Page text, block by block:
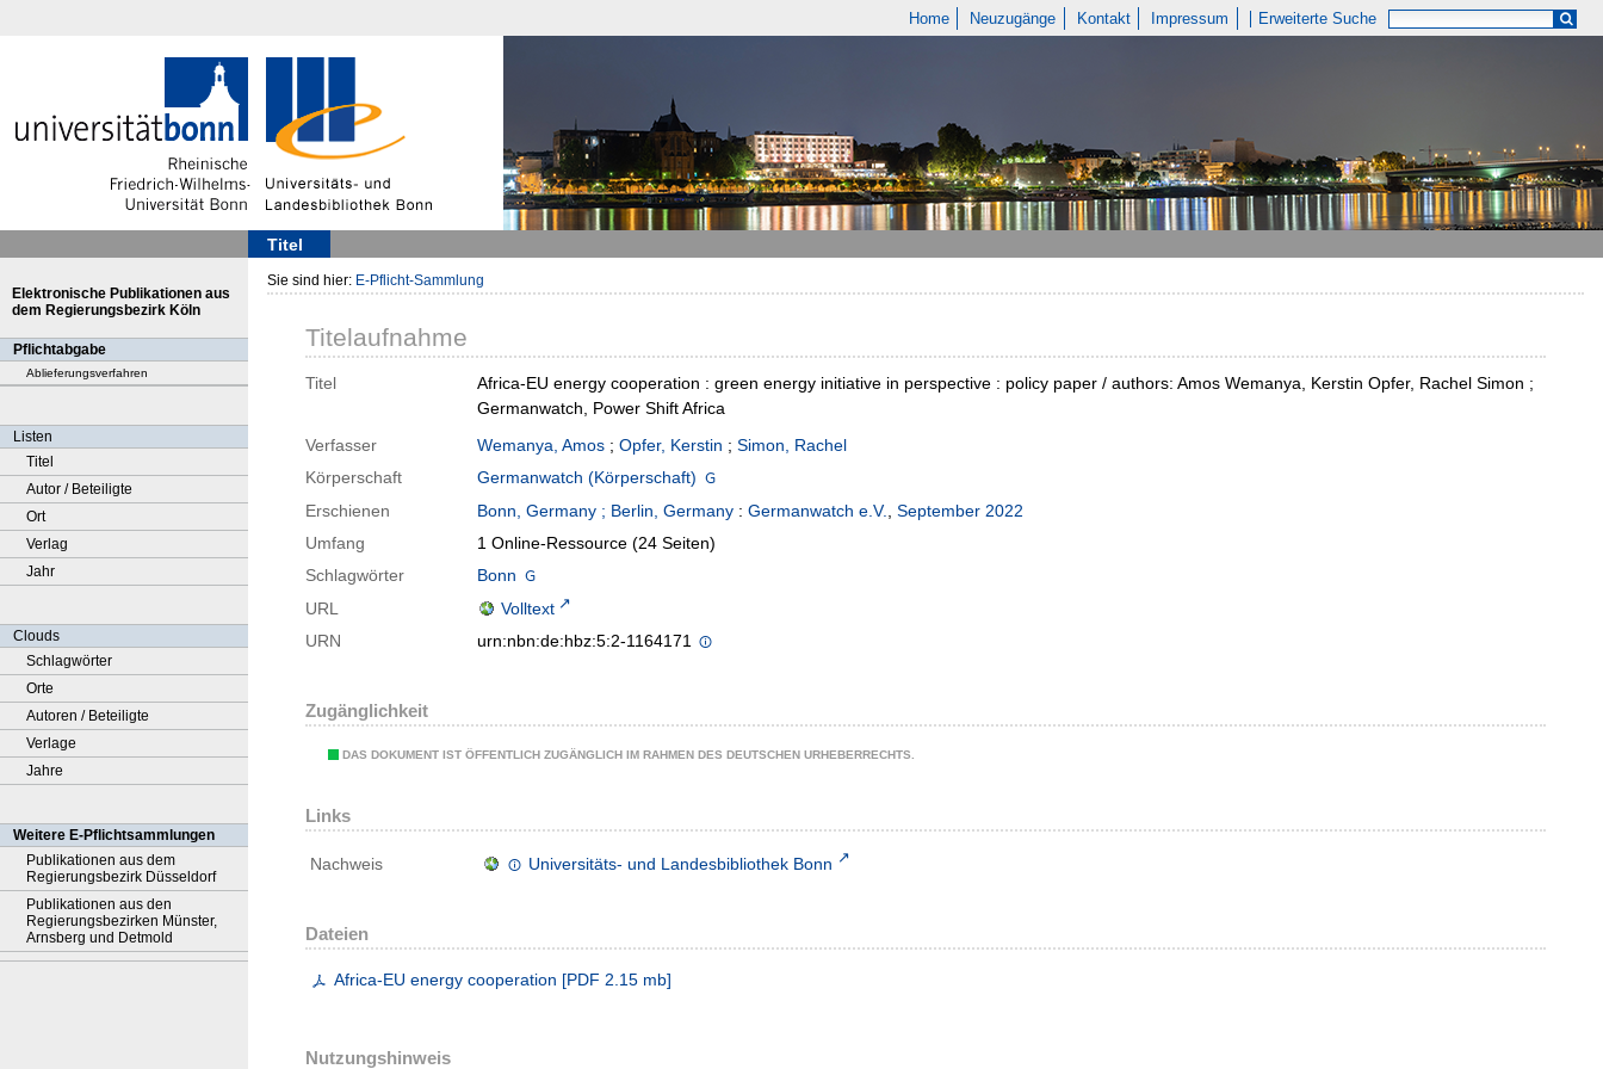
Home Neuzugänge Kontakt Impressum Erweiterte Suche
Titel
Elektronische Publikationen aus
dem Regierungsbezirk Köln
Pflichtabgabe
Ablieferungsverfahren
Listen
Titel
Autor / Beteiligte
Ort
Verlag
Jahr
Clouds
Schlagwörter
Orte
Autoren / Beteiligte
Verlage
Jahre
Weitere E-Pflichtsammlungen
Publikationen aus dem
Regierungsbezirk Düsseldorf
Publikationen aus den
Regierungsbezirken Münster,
Arnsberg und Detmold
Sie sind hier: E-Pflicht-Sammlung
Titelaufnahme
Titel
Africa-EU energy cooperation : green energy initiative in perspective : policy paper / authors: Amos Wemanya, Kerstin Opfer, Rachel Simon ;
Germanwatch, Power Shift Africa
Verfasser
Wemanya, Amos ; Opfer, Kerstin ; Simon, Rachel
Körperschaft
Germanwatch (Körperschaft)
Erschienen
Bonn, Germany ; Berlin, Germany : Germanwatch e.V., September 2022
Umfang
1 Online-Ressource (24 Seiten)
Schlagwörter
Bonn
URL
Volltext
URN
urn:nbn:de:hbz:5:2-1164171
Zugänglichkeit
DAS DOKUMENT IST ÖFFENTLICH ZUGÄNGLICH IM RAHMEN DES DEUTSCHEN URHEBERRECHTS.
Links
Nachweis Universitäts- und Landesbibliothek Bonn
Dateien
Africa-EU energy cooperation [PDF 2.15 mb]
Nutzungshinweis